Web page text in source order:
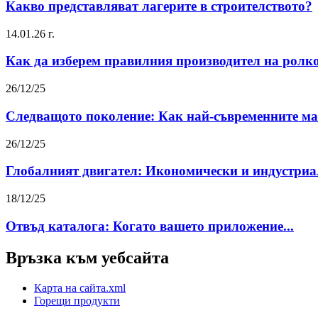
Какво представляват лагерите в строителството?
14.01.26 г.
Как да изберем правилния производител на
26/12/25
Следващото поколение: Как най-съвременните
26/12/25
Глобалният двигател: Икономически и
18/12/25
Отвъд каталога: Когато вашето приложение...
Връзка към уебсайта
Карта на сайта.xml
Горещи продукти